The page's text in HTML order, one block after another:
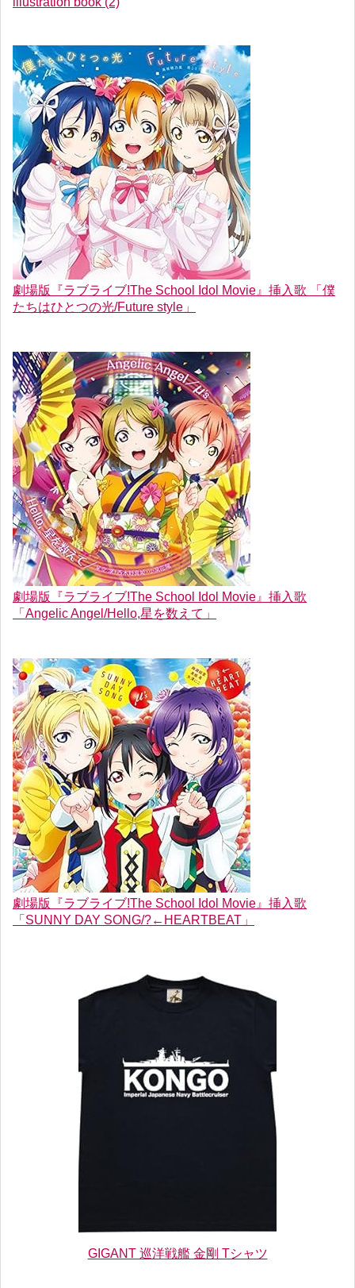
劇場版『ラブライブ!The School Idol Movie』挿入歌 「僕
たちはひとつの光/Future style」
劇場版『ラブライブ!The School Idol Movie』挿入歌
「Angelic Angel/Hello,星を数えて」
劇場版『ラブライブ!The School Idol Movie』挿入歌
「SUNNY DAY SONG/?←HEARTBEAT」
GIGANT 巡洋戦艦 金剛 Tシャツ